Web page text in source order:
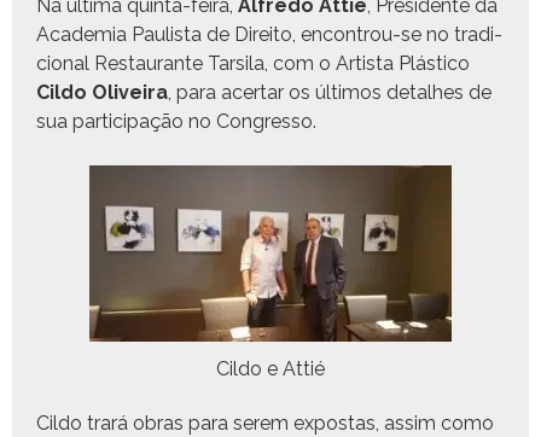
Na últi­ma quin­ta-feira, Alfre­do Attié, Pres­i­dente da
Acad­e­mia Paulista de Dire­ito, encon­trou-se no tradi­
cional Restau­rante Tar­si­la, com o Artista Plás­ti­co
Cil­do Oliveira, para acer­tar os últi­mos detal­h­es de
sua par­tic­i­pação no Congresso.
Cil­do e Attié
Cil­do trará obras para serem expostas, assim como